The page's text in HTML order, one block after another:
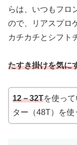
らは、いつもフロ
ので、リアスプロ
カチカチとシフト
たすき掛けを気に
12－32Tを使っ
ター（48T）を使